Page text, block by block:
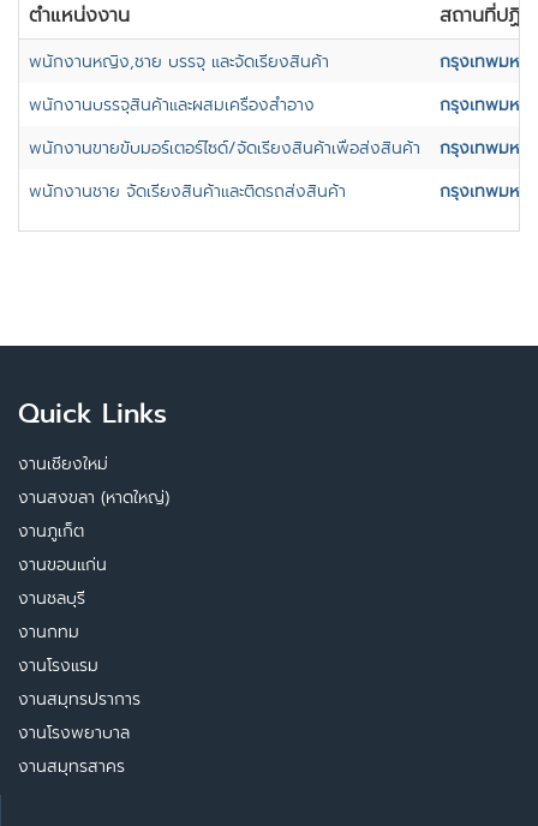
ตำแหน่งงาน สถานที่ปฏิบั
พนักงานหญิง,ชาย บรรจุ และจัดเรียงสินค้า
กรุงเทพมหา
พนักงานบรรจุสินค้าและผสมเครื่องสำอาง
กรุงเทพมหา
พนักงานขายขับมอร์เตอร์ไซด์/จัดเรียงสินค้าเพื่อส่งสินค้า
กรุงเทพมหา
พนักงานชาย จัดเรียงสินค้าและติดรถส่งสินค้า
กรุงเทพมหา
Quick Links
งานเชียงใหม่
งานสงขลา (หาดใหญ่)
งานภูเก็ต
งานขอนแก่น
งานชลบุรี
งานกทม
งานโรงแรม
งานสมุทรปราการ
งานโรงพยาบาล
งานสมุทรสาคร